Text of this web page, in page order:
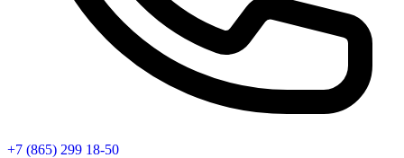
+7 (865) 299 18-50